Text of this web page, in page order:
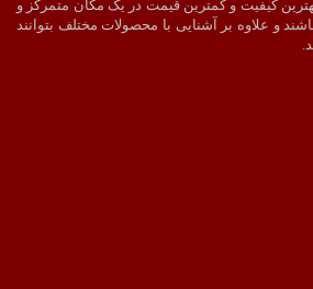
کیفیت و کمترین قیمت در یک مکان متمرکز و
و علاوه بر آشنایی با محصولات مختلف بتوانند